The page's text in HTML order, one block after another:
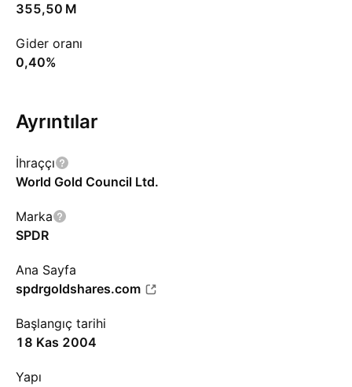
‪355,50 M‬
Gider oranı
0,40%
Ayrıntılar
İhraççı
World Gold Council Ltd.
Marka
SPDR
Ana Sayfa
spdrgoldshares.com
Başlangıç tarihi
18 Kas 2004
Yapı